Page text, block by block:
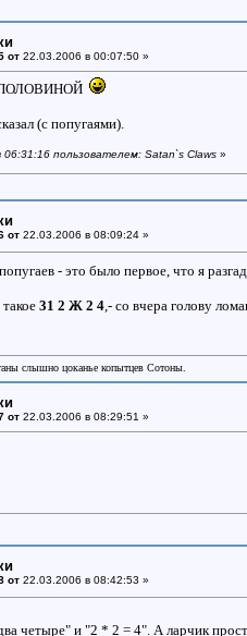
от 22.03.2006 в 00:07:50 »
(с попугаями).
пользователем: Satan`s Claws »
от 22.03.2006 в 08:09:24 »
- это было первое, что я
31 2 Ж 2 4,- со вчера голову
слышно цоканье копытцев Сотоны.
от 22.03.2006 в 08:29:51 »
от 22.03.2006 в 08:42:53 »
четыре" и "2 * 2 = 4". А ларчик